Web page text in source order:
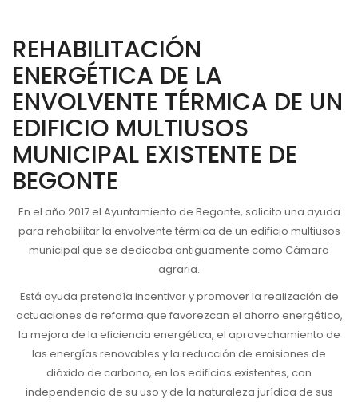
la
navegación
REHABILITACIÓN
ENERGÉTICA DE LA
ENVOLVENTE TÉRMICA DE UN
EDIFICIO MULTIUSOS
MUNICIPAL EXISTENTE DE
BEGONTE
En el año 2017 el Ayuntamiento de Begonte, solicito una ayuda
para rehabilitar la envolvente térmica de un edificio multiusos
municipal que se dedicaba antiguamente como Cámara
agraria.
Está ayuda pretendía incentivar y promover la realización de
actuaciones de reforma que favorezcan el ahorro energético,
la mejora de la eficiencia energética, el aprovechamiento de
las energías renovables y la reducción de emisiones de
dióxido de carbono, en los edificios existentes, con
independencia de su uso y de la naturaleza jurídica de sus